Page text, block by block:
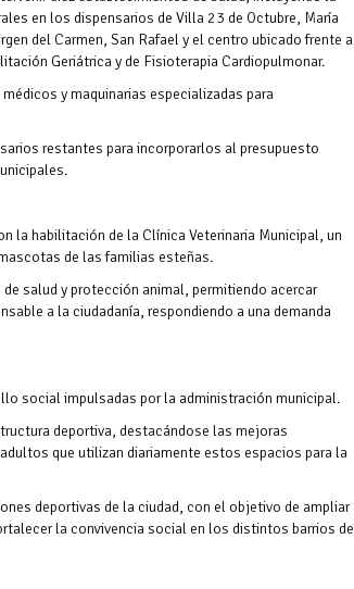
en los dispensarios de Villa 23 de Octubre, María
del Carmen, San Rafael y el centro ubicado frente a
Geriátrica y de Fisioterapia Cardiopulmonar.
y maquinarias especializadas para
restantes para incorporarlos al presupuesto
la habilitación de la Clínica Veterinaria Municipal, un
de las familias esteñas.
salud y protección animal, permitiendo acercar
a la ciudadanía, respondiendo a una demanda
social impulsadas por la administración municipal.
deportiva, destacándose las mejoras
que utilizan diariamente estos espacios para la
deportivas de la ciudad, con el objetivo de ampliar
la convivencia social en los distintos barrios de